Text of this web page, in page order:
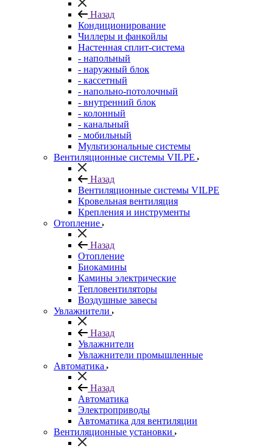
Назад
Кондиционирование
Чиллеры и фанкойлы
Настенная сплит-система
- напольный
- наружный блок
- кассетный
- напольно-потолочный
- внутренний блок
- колонный
- канальный
- мобильный
Мультизональные системы
Вентиляционные системы VILPE
Назад
Вентиляционные системы VILPE
Кровельная вентиляция
Крепления и инструменты
Отопление
Назад
Отопление
Биокамины
Камины электрические
Тепловентиляторы
Воздушные завесы
Увлажнители
Назад
Увлажнители
Увлажнители промышленные
Автоматика
Назад
Автоматика
Электроприводы
Автоматика для вентиляции
Вентиляционные установки